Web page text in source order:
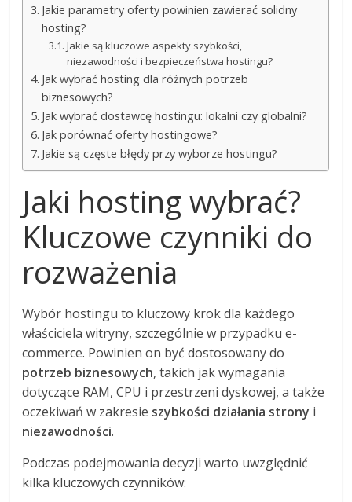
Jakie parametry oferty powinien zawierać solidny
hosting?
Jakie są kluczowe aspekty szybkości,
niezawodności i bezpieczeństwa hostingu?
Jak wybrać hosting dla różnych potrzeb
biznesowych?
Jak wybrać dostawcę hostingu: lokalni czy globalni?
Jak porównać oferty hostingowe?
Jakie są częste błędy przy wyborze hostingu?
Jaki hosting wybrać?
Kluczowe czynniki do
rozważenia
Wybór hostingu to kluczowy krok dla każdego
właściciela witryny, szczególnie w przypadku e-
commerce. Powinien on być dostosowany do
potrzeb biznesowych, takich jak wymagania
dotyczące RAM, CPU i przestrzeni dyskowej, a także
oczekiwań w zakresie szybkości działania strony i
niezawodności.
Podczas podejmowania decyzji warto uwzględnić
kilka kluczowych czynników: